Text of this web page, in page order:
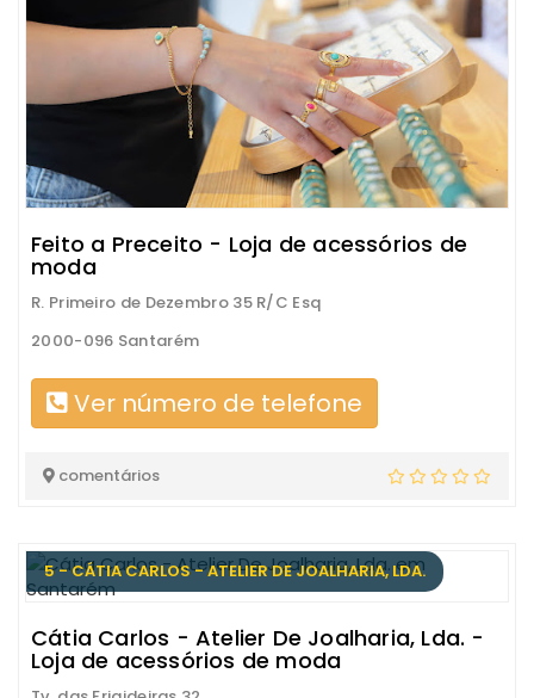
Feito a Preceito - Loja de acessórios de
moda
R. Primeiro de Dezembro 35 R/C Esq
2000-096 Santarém
Ver número de telefone
comentários
5 - CÁTIA CARLOS - ATELIER DE JOALHARIA, LDA.
Cátia Carlos - Atelier De Joalharia, Lda. -
Loja de acessórios de moda